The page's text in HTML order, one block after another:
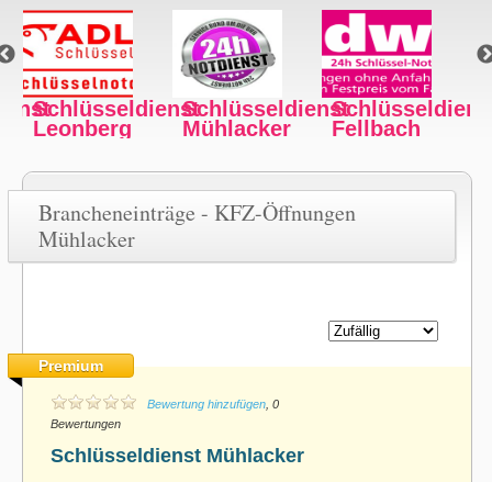
Schlüsseldienst
Fellbach
Schlüsseldienst
Bad Cannstatt Feuerbach
Brancheneinträge - KFZ-Öffnungen
Mühlacker
Premium
Bewertung hinzufügen , 0
Bewertungen
Schlüsseldienst Mühlacker